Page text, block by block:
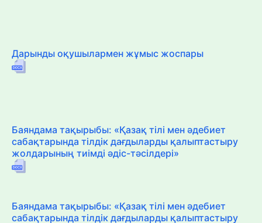
Дарынды оқушылармен жұмыс жоспары
Баяндама тақырыбы: «Қазақ тілі мен әдебиет
сабақтарында тілдік дағдыларды қалыптастыру
жолдарының тиімді әдіс-тәсілдері»
Баяндама тақырыбы: «Қазақ тілі мен әдебиет
сабақтарында тілдік дағдыларды қалыптастыру